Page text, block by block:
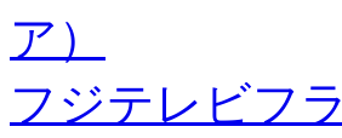
ア）
フジテレビフ